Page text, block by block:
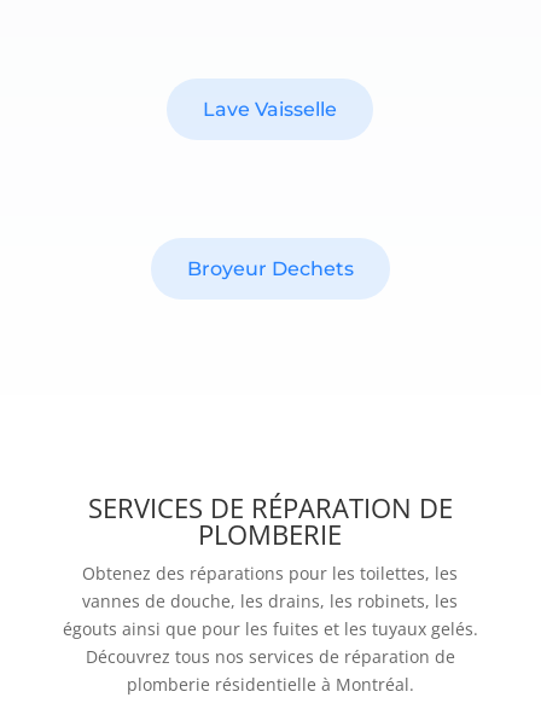
Lave Vaisselle
Broyeur Dechets
SERVICES DE RÉPARATION DE
PLOMBERIE
Obtenez des réparations pour les toilettes, les
vannes de douche, les drains, les robinets, les
égouts ainsi que pour les fuites et les tuyaux gelés.
Découvrez tous nos services de réparation de
plomberie résidentielle à Montréal.